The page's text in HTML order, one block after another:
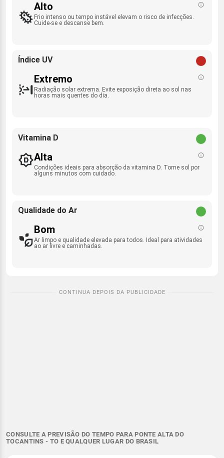
Alto
Frio intenso ou tempo instável elevam o risco de infecções.
Cuide-se e descanse bem.
Índice UV
Extremo
Radiação solar extrema. Evite exposição direta ao sol nas
horas mais quentes do dia.
Vitamina D
Alta
Condições ideais para absorção da vitamina D. Tome sol por
alguns minutos com cuidado.
Qualidade do Ar
Bom
Ar limpo e qualidade elevada para todos. Ideal para atividades
ao ar livre e caminhadas.
CONSULTE A PREVISÃO DO TEMPO PARA PONTE ALTA DO
TOCANTINS - TO E QUALQUER LUGAR DO BRASIL